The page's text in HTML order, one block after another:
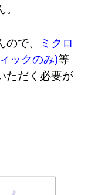
で、
ミクロ
ックのみ)等
ただく必要が